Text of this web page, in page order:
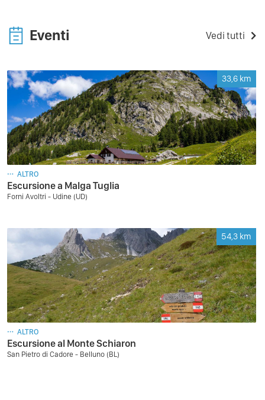
Eventi Vedi tutti
33,6 km
ALTRO
Escursione a Malga Tuglia
Forni Avoltri - Udine (UD)
54,3 km
ALTRO
Escursione al Monte Schiaron
San Pietro di Cadore - Belluno (BL)